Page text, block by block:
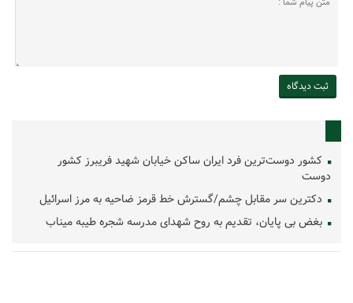
کشور دوست‌ترین فرد ایران ساکن خیابان شهید فریبرز کشور
دوست
دکترین سر مقابل چشم/گسترش خط قرمز ضاحیه به مرز اسرائیل
بغض بی پایان، تقدیم به روح شهدای مدرسه شجره طیبه میناب